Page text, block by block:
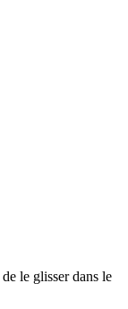
le glisser dans le